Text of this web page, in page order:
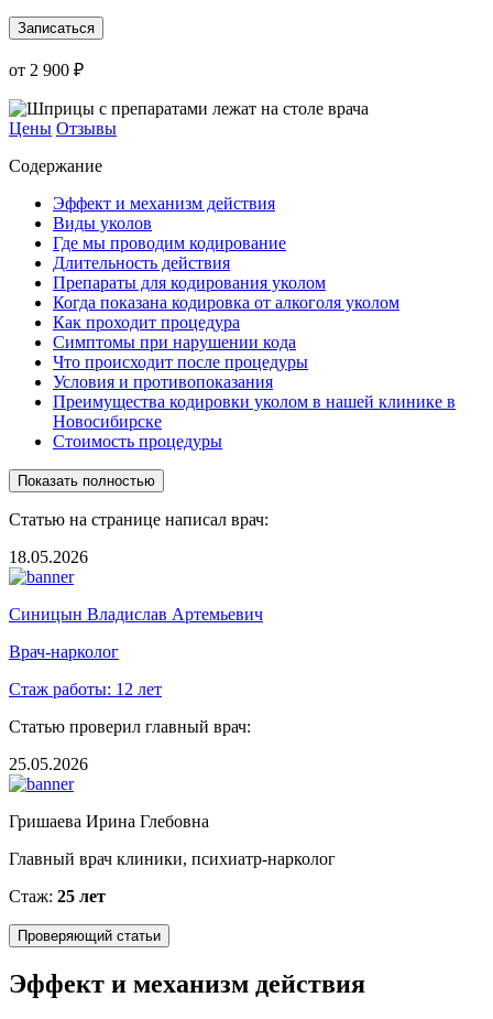
Записаться
от 2 900 ₽
Цены Отзывы
Содержание
Эффект и механизм действия
Виды уколов
Где мы проводим кодирование
Длительность действия
Препараты для кодирования уколом
Когда показана кодировка от алкоголя уколом
Как проходит процедура
Симптомы при нарушении кода
Что происходит после процедуры
Условия и противопоказания
Преимущества кодировки уколом в нашей клинике в
Новосибирске
Стоимость процедуры
Показать полностью
Статью на странице написал врач:
18.05.2026
Синицын Владислав Артемьевич
Врач-нарколог
Стаж работы: 12 лет
Статью проверил главный врач:
25.05.2026
Гришаева Ирина Глебовна
Главный врач клиники, психиатр-нарколог
Стаж: 25 лет
Проверяющий статьи
Эффект и механизм действия